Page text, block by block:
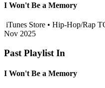
I Won't Be a Memory
iTunes Store • Hip-Hop/Rap
Nov 2025
Past Playlist In
I Won't Be a Memory